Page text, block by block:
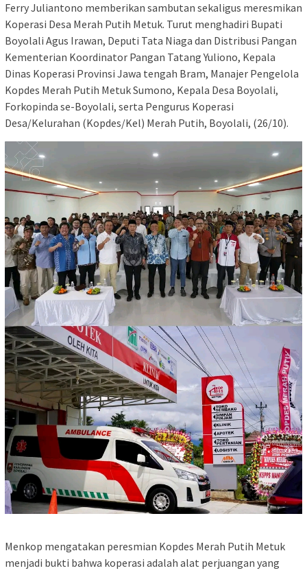
Ferry Juliantono memberikan sambutan sekaligus meresmikan
Koperasi Desa Merah Putih Metuk. Turut menghadiri Bupati
Boyolali Agus Irawan, Deputi Tata Niaga dan Distribusi Pangan
Kementerian Koordinator Pangan Tatang Yuliono, Kepala
Dinas Koperasi Provinsi Jawa tengah Bram, Manajer Pengelola
Kopdes Merah Putih Metuk Sumono, Kepala Desa Boyolali,
Forkopinda se-Boyolali, serta Pengurus Koperasi
Desa/Kelurahan (Kopdes/Kel) Merah Putih, Boyolali, (26/10).
Menkop mengatakan peresmian Kopdes Merah Putih Metuk
menjadi bukti bahwa koperasi adalah alat perjuangan yang